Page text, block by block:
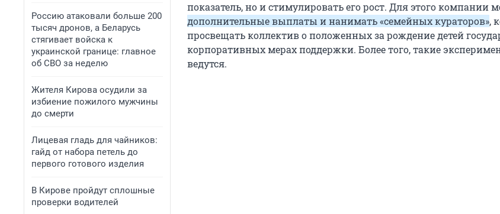
Россию атаковали больше 200
тысяч дронов, а Беларусь
стягивает войска к
украинской границе: главное
об СВО за неделю
Жителя Кирова осудили за
избиение пожилого мужчины
до смерти
Лицевая гладь для чайников:
гайд от набора петель до
первого готового изделия
В Кирове пройдут сплошные
проверки водителей
показатель, но и стимулировать его рост. Для этого компании
дополнительные выплаты и нанимать «семейных кураторов»,
просвещать коллектив о положенных за рождение детей
корпоративных мерах поддержки. Более того, такие
ведутся.